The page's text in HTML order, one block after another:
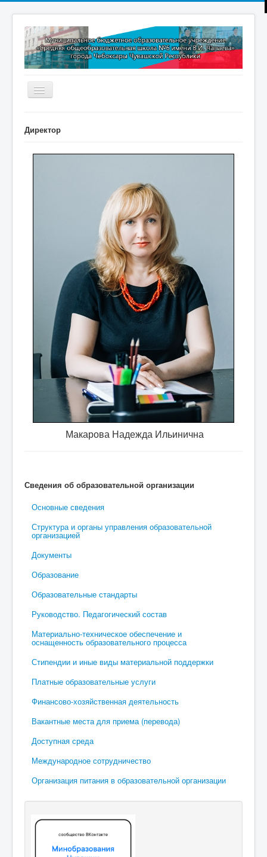
Включить/
выключить
Прокуратура разъясняет
ПРИЕМ В 1 КЛАСС
специалист по охране труда, учитель
Директор
Макарова Надежда Ильинична
Сведения об образовательной организации
Основные сведения
Структура и органы управления образовательной
организацией
Документы
Образование
Образовательные стандарты
Руководство. Педагогический состав
Материально-техническое обеспечение и
оснащенность образовательного процесса
Стипендии и иные виды материальной поддержки
Платные образовательные услуги
Финансово-хозяйственная деятельность
Вакантные места для приема (перевода)
Доступная среда
Международное сотрудничество
Организация питания в образовательной организации